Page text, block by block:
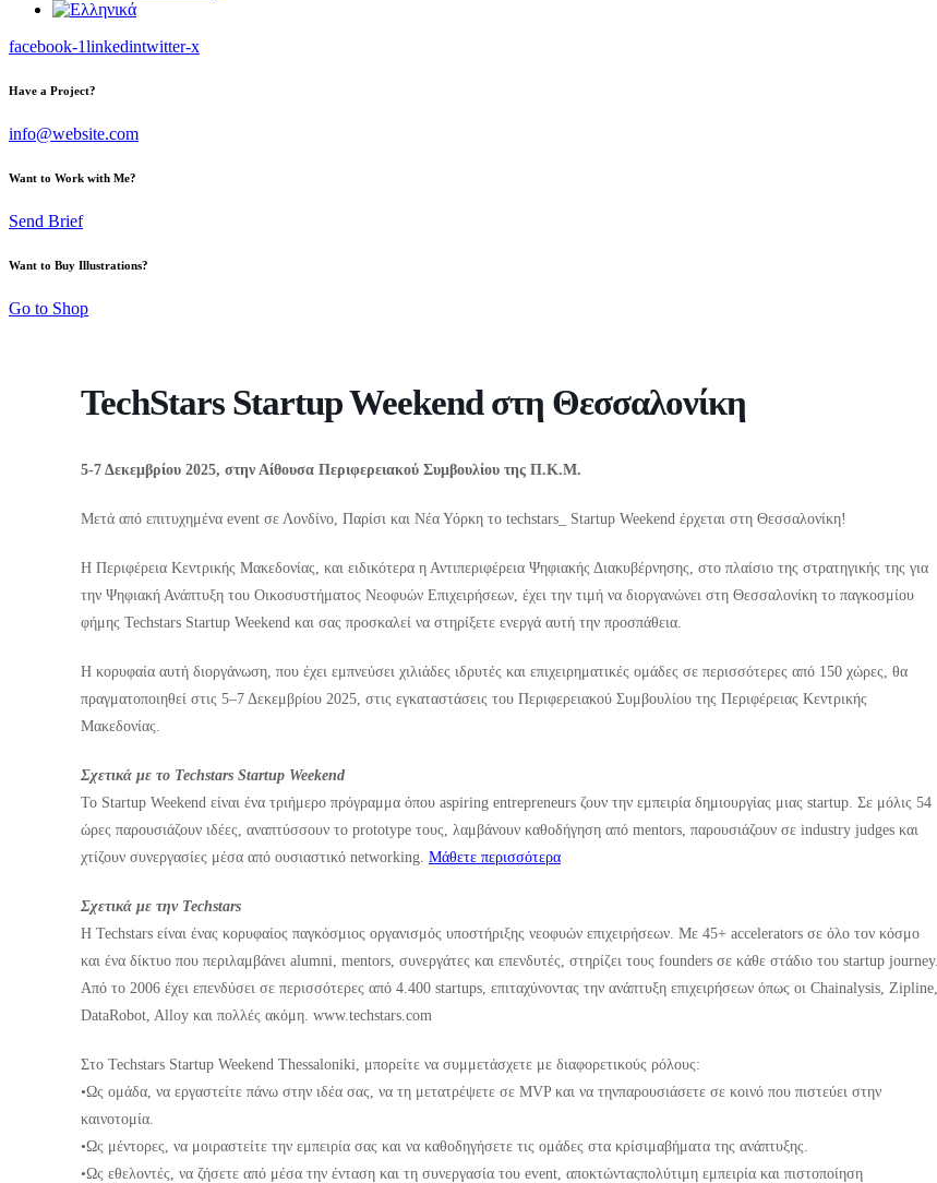
facebook-1linkedintwitter-x
Have a Project?
info@website.com
Want to Work with Me?
Send Brief
Want to Buy Illustrations?
Go to Shop
TechStars Startup Weekend στη Θεσσαλονίκη
5-7 Δεκεμβρίου 2025, στην Αίθουσα Περιφερειακού Συμβουλίου της Π.Κ.Μ.
Μετά από επιτυχημένα event σε Λονδίνο, Παρίσι και Νέα Υόρκη το techstars_ Startup Weekend έρχεται στη Θεσσαλονίκη!
Η Περιφέρεια Κεντρικής Μακεδονίας, και ειδικότερα η Αντιπεριφέρεια Ψηφιακής Διακυβέρνησης, στο πλαίσιο της στρατηγικής της για
την Ψηφιακή Ανάπτυξη του Οικοσυστήματος Νεοφυών Επιχειρήσεων, έχει την τιμή να διοργανώνει στη Θεσσαλονίκη το παγκοσμίου
φήμης Techstars Startup Weekend και σας προσκαλεί να στηρίξετε ενεργά αυτή την προσπάθεια.
Η κορυφαία αυτή διοργάνωση, που έχει εμπνεύσει χιλιάδες ιδρυτές και επιχειρηματικές ομάδες σε περισσότερες από 150 χώρες, θα
πραγματοποιηθεί στις 5–7 Δεκεμβρίου 2025, στις εγκαταστάσεις του Περιφερειακού Συμβουλίου της Περιφέρειας Κεντρικής
Μακεδονίας.
Σχετικά με το Techstars Startup Weekend
Το Startup Weekend είναι ένα τριήμερο πρόγραμμα όπου aspiring entrepreneurs ζουν την εμπειρία δημιουργίας μιας startup. Σε μόλις 54
ώρες παρουσιάζουν ιδέες, αναπτύσσουν το prototype τους, λαμβάνουν καθοδήγηση από mentors, παρουσιάζουν σε industry judges και
χτίζουν συνεργασίες μέσα από ουσιαστικό networking. Μάθετε περισσότερα
Σχετικά με την Techstars
Η Techstars είναι ένας κορυφαίος παγκόσμιος οργανισμός υποστήριξης νεοφυών επιχειρήσεων. Με 45+ accelerators σε όλο τον κόσμο
και ένα δίκτυο που περιλαμβάνει alumni, mentors, συνεργάτες και επενδυτές, στηρίζει τους founders σε κάθε στάδιο του startup journey.
Από το 2006 έχει επενδύσει σε περισσότερες από 4.400 startups, επιταχύνοντας την ανάπτυξη επιχειρήσεων όπως οι Chainalysis, Zipline,
DataRobot, Alloy και πολλές ακόμη. www.techstars.com
Στο Techstars Startup Weekend Thessaloniki, μπορείτε να συμμετάσχετε με διαφορετικούς ρόλους:
•Ως ομάδα, να εργαστείτε πάνω στην ιδέα σας, να τη μετατρέψετε σε MVP και να τηνπαρουσιάσετε σε κοινό που πιστεύει στην
καινοτομία.
•Ως μέντορες, να μοιραστείτε την εμπειρία σας και να καθοδηγήσετε τις ομάδες στα κρίσιμαβήματα της ανάπτυξης.
•Ως εθελοντές, να ζήσετε από μέσα την ένταση και τη συνεργασία του event, αποκτώνταςπολύτιμη εμπειρία και πιστοποίηση